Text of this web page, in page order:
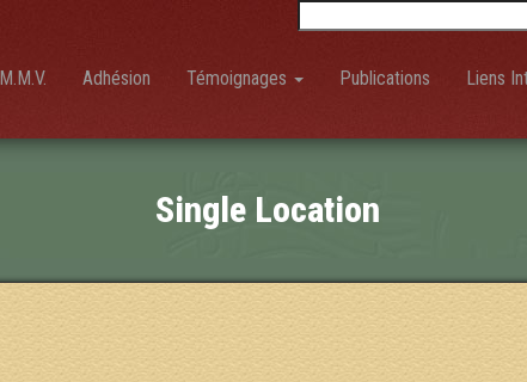
Adhésion Témoignages Publications Liens
Single Location